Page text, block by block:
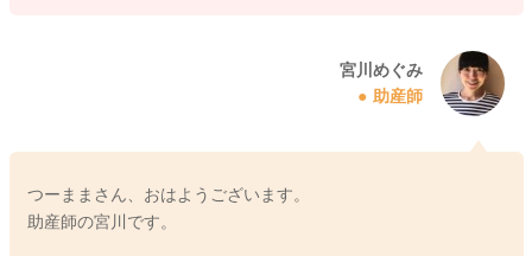
宮川めぐみ
助産師
つーままさん、おはようございます。
助産師の宮川です。